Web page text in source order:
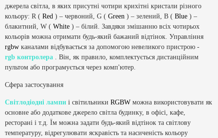
джерела світла, в яких присутні чотири крихітні кристали різного
кольору: R ( Red ) – червоний, G ( Green ) – зелений, B ( Blue ) –
блакитний, W ( White ) – білий. Завдяки змішанню всіх чотирьох
кольорів можна отримати будь-який бажаний відтінок. Управління
rgbw каналами відбувається за допомогою невеликого пристрою -
rgb контролера . Він, як правило, комплектується дистанційним
пультом або програмується через комп'ютер.
Сфера застосування
Світлодіодні лампи і світильники RGBW можна використовувати як
основне або додаткове джерело світла будинку, в офісі, кафе,
ресторані і т.д. Їм можна задати будь-який відтінок та світлову
температуру, відрегулювати яскравість та насиченість кольору